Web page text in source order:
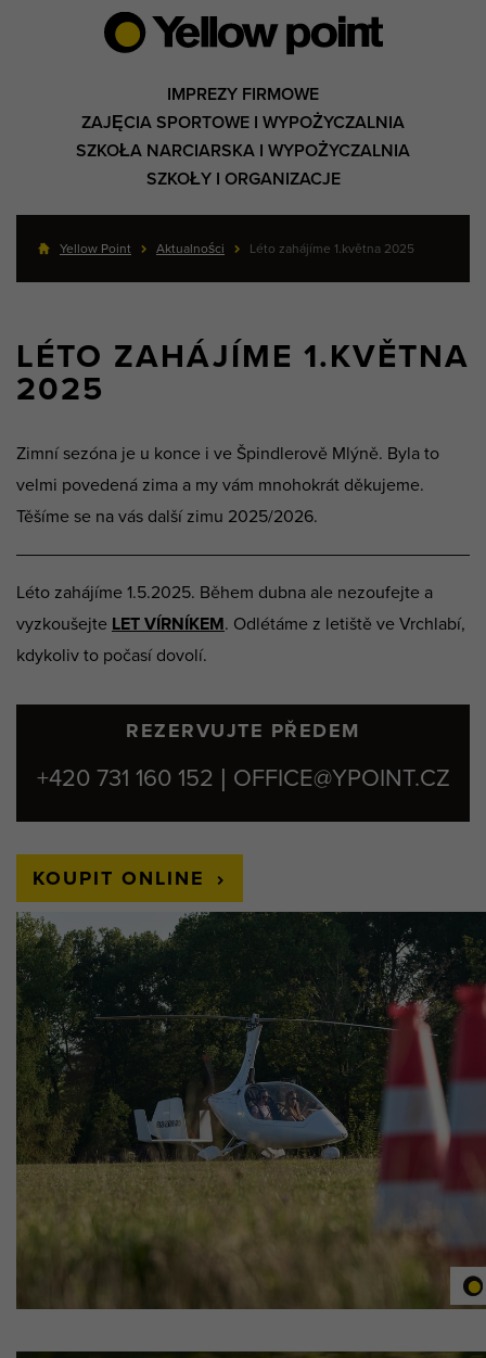
IMPREZY FIRMOWE
ZAJĘCIA SPORTOWE I WYPOŻYCZALNIA
SZKOŁA NARCIARSKA I WYPOŻYCZALNIA
SZKOŁY I ORGANIZACJE
Yellow Point Aktualności Léto zahájíme 1.května 2025
LÉTO ZAHÁJÍME 1.KVĚTNA
2025
Zimní sezóna je u konce i ve Špindlerově Mlýně. Byla to
velmi povedená zima a my vám mnohokrát děkujeme.
Těšíme se na vás další zimu 2025/2026.
Léto zahájíme 1.5.2025. Během dubna ale nezoufejte a
vyzkoušejte LET VÍRNÍKEM. Odlétáme z letiště ve Vrchlabí,
kdykoliv to počasí dovolí.
REZERVUJTE PŘEDEM
+420 731 160 152 | OFFICE@YPOINT.CZ
KOUPIT ONLINE